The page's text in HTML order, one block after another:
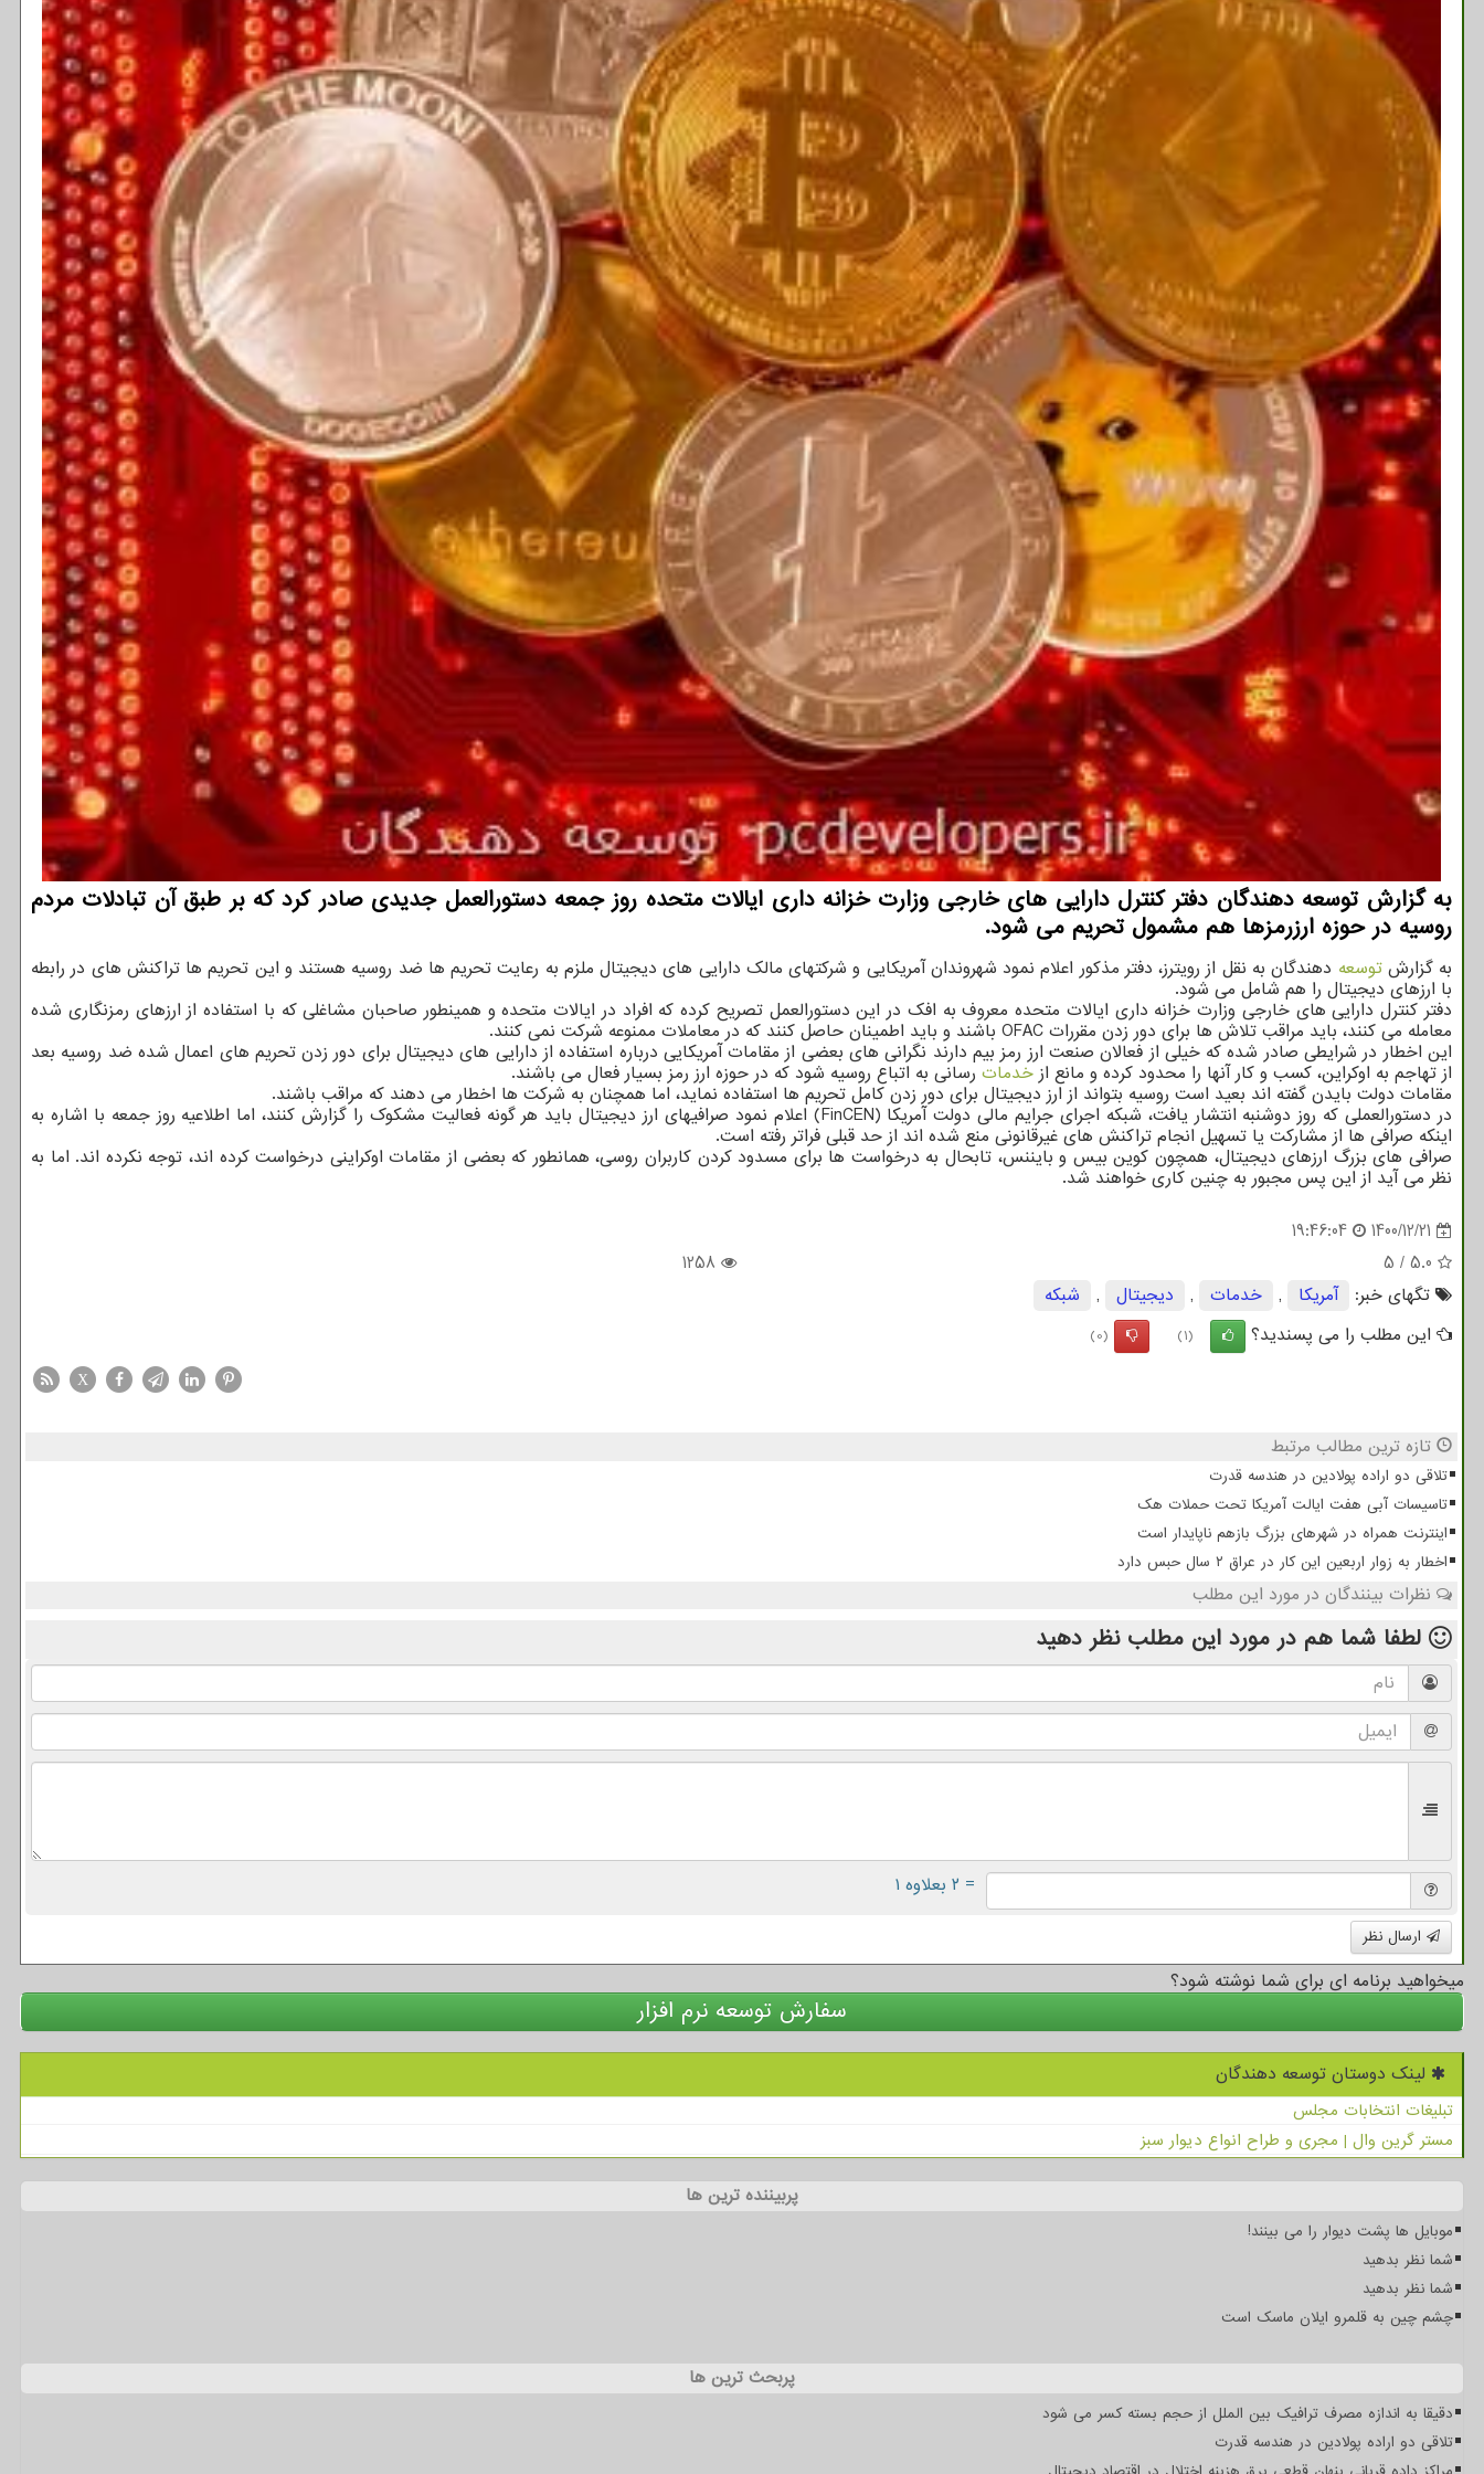
به گزارش توسعه دهندگان دفتر کنترل دارایی های خارجی وزارت خزانه داری ایالات متحده روز جمعه دستورالعمل جدیدی صادر کرد که بر طبق آن تبادلات مردم
روسیه در حوزه ارزرمزها هم مشمول تحریم می شود.
به گزارشتوسعه دهندگان به نقل از رویترز، دفتر مذکور اعلام نمود شهروندان آمریکایی و شرکتهای مالک دارایی های دیجیتال ملزم به رعایت تحریم ها ضد روسیه هستند و این تحریم ها تراکنش های در رابطه
با ارزهای دیجیتال را هم شامل می شود.
دفتر کنترل دارایی های خارجی وزارت خزانه داری ایالات متحده معروف به افک در این دستورالعمل تصریح کرده که افراد در ایالات متحده و همینطور صاحبان مشاغلی که با استفاده از ارزهای رمزنگاری شده
معامله می کنند، باید مراقب تلاش ها برای دور زدن مقررات OFAC باشند و باید اطمینان حاصل کنند که در معاملات ممنوعه شرکت نمی کنند.
این اخطار در شرایطی صادر شده که خیلی از فعالان صنعت ارز رمز بیم دارند نگرانی های بعضی از مقامات آمریکایی درباره استفاده از دارایی های دیجیتال برای دور زدن تحریم های اعمال شده ضد روسیه بعد
از تهاجم به اوکراین، کسب و کار آنها را محدود کرده و مانع از خدمات رسانی به اتباع روسیه شود که در حوزه ارز رمز بسیار فعال می باشند.
مقامات دولت بایدن گفته اند بعید است روسیه بتواند از ارز دیجیتال برای دور زدن کامل تحریم ها استفاده نماید، اما همچنان به شرکت ها اخطار می دهند که مراقب باشند.
در دستورالعملی که روز دوشنبه انتشار یافت، شبکه اجرای جرایم مالی دولت آمریکا (FinCEN) اعلام نمود صرافیهای ارز دیجیتال باید هر گونه فعالیت مشکوک را گزارش کنند، اما اطلاعیه روز جمعه با اشاره به
اینکه صرافی ها از مشارکت یا تسهیل انجام تراکنش های غیرقانونی منع شده اند از حد قبلی فراتر رفته است.
صرافی های بزرگ ارزهای دیجیتال، همچون کوین بیس و بایننس، تابحال به درخواست ها برای مسدود کردن کاربران روسی، همانطور که بعضی از مقامات اوکراینی درخواست کرده اند، توجه نکرده اند. اما به
نظر می آید از این پس مجبور به چنین کاری خواهند شد.
1400/12/21
19:46:04
5.0
/
5
1258
تگهای خبر:
آمریكا , خدمات , دیجیتال ,
شبكه
این مطلب را می پسندید؟
(1)
(0)
X
تازه ترین مطالب مرتبط
تلاقی دو اراده پولادین در هندسه قدرت
تاسیسات آبی هفت ایالت آمریکا تحت حملات هک
اینترنت همراه در شهرهای بزرگ بازهم ناپایدار است
اخطار به زوار اربعین این کار در عراق ۲ سال حبس دارد
نظرات بینندگان در مورد این مطلب
لطفا شما هم در مورد این مطلب نظر دهید
= ۲ بعلاوه ۱
ارسال نظر
میخواهید برنامه ای برای شما نوشته شود؟
سفارش توسعه نرم افزار
لینک دوستان توسعه دهندگان
تبلیغات انتخابات مجلس
مستر گرین وال | مجری و طراح انواع دیوار سبز
پربیننده ترین ها
موبایل ها پشت دیوار را می بینند!
شما نظر بدهید
شما نظر بدهید
چشم چین به قلمرو ایلان ماسک است
پربحث ترین ها
دقیقا به اندازه مصرف ترافیک بین الملل از حجم بسته کسر می شود
تلاقی دو اراده پولادین در هندسه قدرت